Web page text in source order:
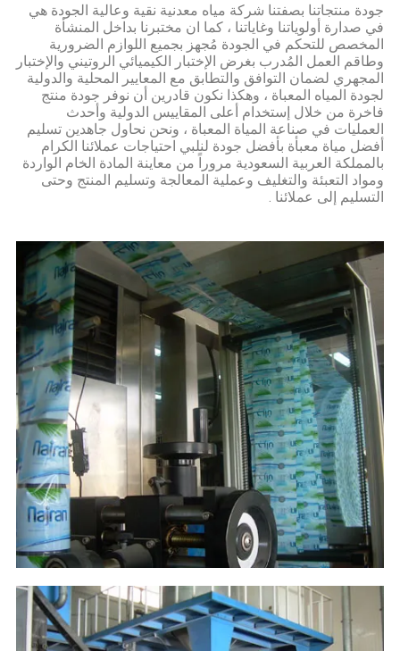
جودة منتجاتنا بصفتنا شركة مياه معدنية نقية وعالية الجودة هي
في صدارة أولوياتنا وغاياتنا ، كما ان مختبرنا بداخل المنشأة
المخصص للتحكم في الجودة مُجهز بجميع اللوازم الضرورية
وطاقم العمل المُدرب بغرض الإختبار الكيميائي الروتيني والإختبار
المجهري لضمان التوافق والتطابق مع المعايير المحلية والدولية
لجودة المياه المعباة ، وهكذا نكون قادرين أن نوفر جودة منتج
فاخرة من خلال إستخدام أعلى المقاييس الدولية وأحدث
العمليات في صناعة المياة المعباة ، ونحن نحاول جاهدين تسليم
أفضل مياة معبأة بأفضل جودة لنلبي احتياجات عملائنا الكرام
بالمملكة العربية السعودية مروراً من معاينة المادة الخام الواردة
ومواد التعبئة والتغليف وعملية المعالجة وتسليم المنتج وحتى
التسليم إلى عملائنا .